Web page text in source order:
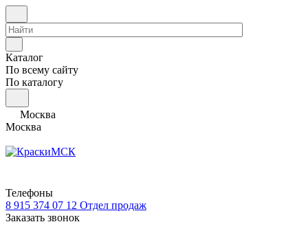
Каталог
По всему сайту
По каталогу
Москва
Москва
Телефоны
8 915 374 07 12 Отдел продаж
Заказать звонок